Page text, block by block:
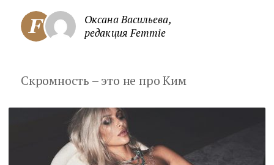
Оксана Васильева,
редакция Femmie
Скромность – это не про Ким